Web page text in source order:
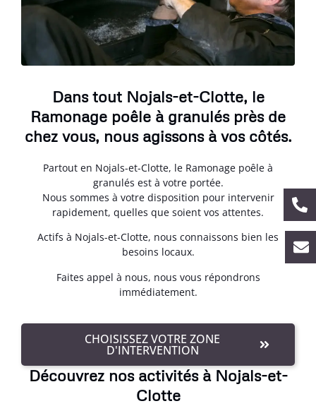
Dans tout Nojals-et-Clotte, le
Ramonage poêle à granulés près de
chez vous, nous agissons à vos côtés.
Partout en Nojals-et-Clotte, le Ramonage poêle à
granulés est à votre portée.
Nous sommes à votre disposition pour intervenir
rapidement, quelles que soient vos attentes.
Actifs à Nojals-et-Clotte, nous connaissons bien les
besoins locaux.
Faites appel à nous, nous vous répondrons
immédiatement.
CHOISISSEZ VOTRE ZONE
D'INTERVENTION
Découvrez nos activités à Nojals-et-
Clotte